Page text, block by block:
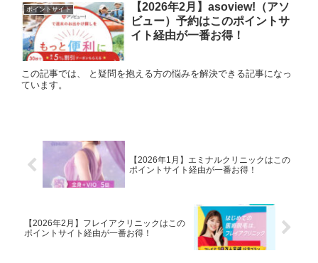
ポイントサイト
【2026年2月】asoview!（アソ
ビュー）予約はこのポイントサ
イト経由が一番お得！
この記事では、 と疑問を抱える方の悩みを解決できる記事になっ
ています。
【2026年1月】エミナルクリニックはこの
ポイントサイト経由が一番お得！
【2026年2月】フレイアクリニックはこの
ポイントサイト経由が一番お得！